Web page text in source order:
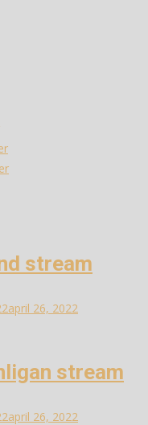
stream
april 26, 2022
stream
april 26, 2022